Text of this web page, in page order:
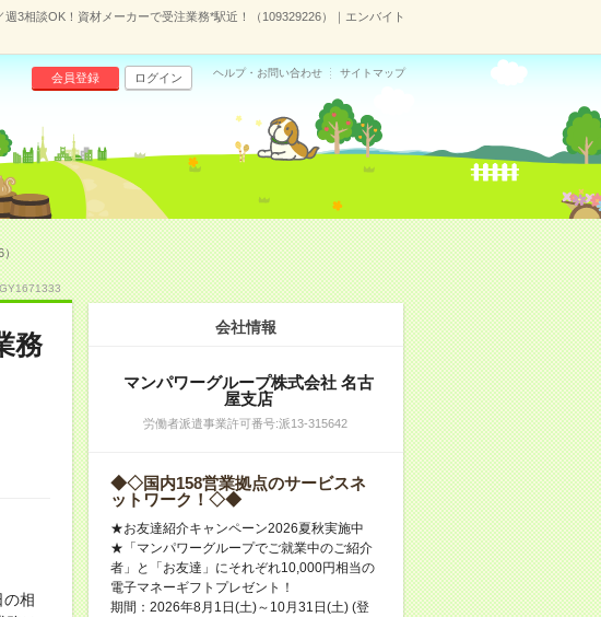
週3相談OK！資材メーカーで受注業務*駅近！（109329226）｜エンバイト
会員登録 ログイン ヘルプ・お問い合わせ サイトマップ
）
務
の相
会社情報
マンパワーグループ株式会社 名古
屋支店
労働者派遣事業許可番号:派13-315642
◆◇国内158営業拠点のサービスネ
ットワーク！◇◆
★お友達紹介キャンペーン2026夏秋実施中
★「マンパワーグループでご就業中のご紹介
者」と「お友達」にそれぞれ10,000円相当の
電子マネーギフトプレゼント！
期間：2026年8月1日(土)～10月31日(土) (登